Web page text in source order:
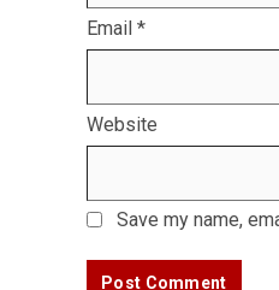
Email *
Website
Save my name,